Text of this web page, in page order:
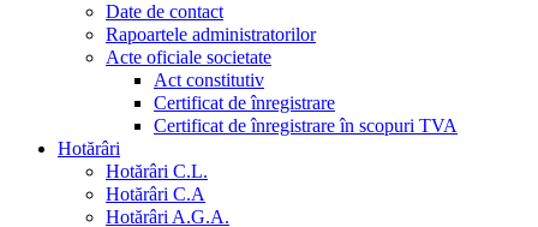
Date de contact
Rapoartele administratorilor
Acte oficiale societate
Act constitutiv
Certificat de înregistrare
Certificat de înregistrare în scopuri TVA
Hotărâri
Hotărâri C.L.
Hotărâri C.A
Hotărâri A.G.A.